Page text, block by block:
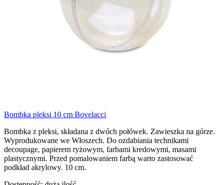
Bombka pleksi 10 cm Bovelacci
Bombka z pleksi, składana z dwóch połówek. Zawieszka na górze.
Wyprodukowane we Włoszech. Do ozdabiania technikami
decoupage, papierem ryżowym, farbami kredowymi, masami
plastycznymi. Przed pomalowaniem farbą warto zastosować
podkład akrylowy. 10 cm.